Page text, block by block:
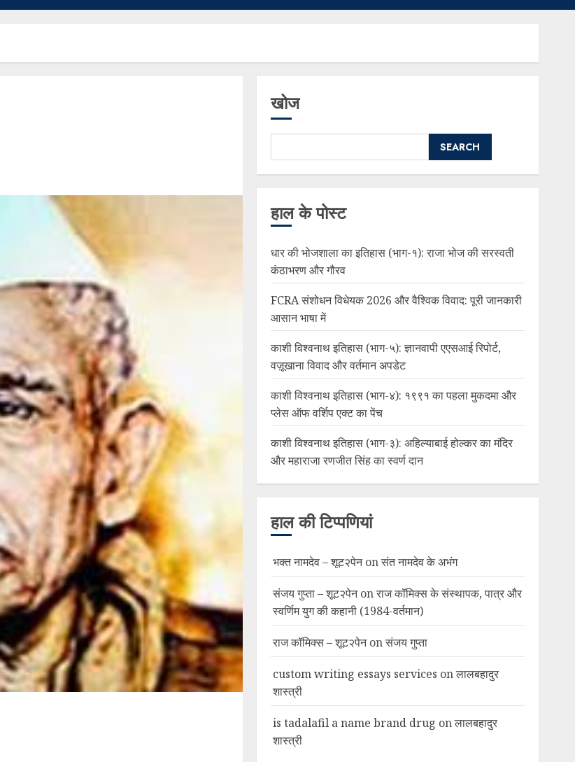
खोज
SEARCH
हाल के पोस्ट
धार की भोजशाला का इतिहास (भाग-१): राजा भोज की सरस्वती
कंठाभरण और गौरव
FCRA संशोधन विधेयक 2026 और वैश्विक विवाद: पूरी जानकारी
आसान भाषा में
काशी विश्वनाथ इतिहास (भाग-५): ज्ञानवापी एएसआई रिपोर्ट,
वज़ूखाना विवाद और वर्तमान अपडेट
काशी विश्वनाथ इतिहास (भाग-४): १९९१ का पहला मुकदमा और
प्लेस ऑफ वर्शिप एक्ट का पेंच
काशी विश्वनाथ इतिहास (भाग-३): अहिल्याबाई होल्कर का मंदिर
और महाराजा रणजीत सिंह का स्वर्ण दान
हाल की टिप्पणियां
भक्त नामदेव – शूट२पेनonसंत नामदेव के अभंग
संजय गुप्ता – शूट२पेनonराज कॉमिक्स के संस्थापक, पात्र और
स्वर्णिम युग की कहानी (1984-वर्तमान)
राज कॉमिक्स – शूट२पेनonसंजय गुप्ता
custom writing essays services onलालबहादुर
शास्त्री
is tadalafil a name brand drug onलालबहादुर
शास्त्री